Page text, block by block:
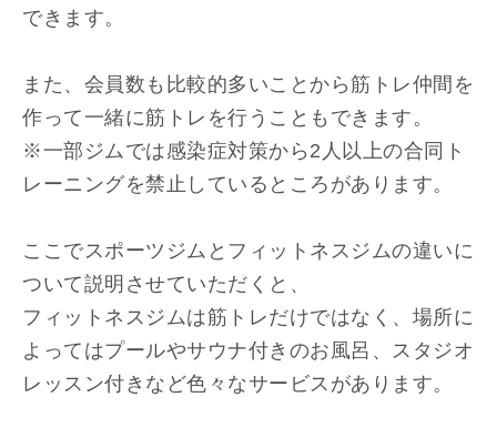
できます。
また、会員数も比較的多いことから筋トレ仲間を
作って一緒に筋トレを行うこともできます。
※一部ジムでは感染症対策から2人以上の合同ト
レーニングを禁止しているところがあります。
ここでスポーツジムとフィットネスジムの違いに
ついて説明させていただくと、
フィットネスジムは筋トレだけではなく、場所に
よってはプールやサウナ付きのお風呂、スタジオ
レッスン付きなど色々なサービスがあります。